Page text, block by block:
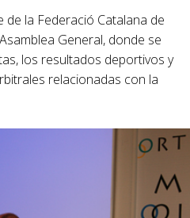
de la Federació Catalana de
General, donde se
los resultados deportivos y
relacionadas con la